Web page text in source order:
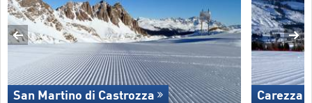
San Martino di Castrozza Carezza